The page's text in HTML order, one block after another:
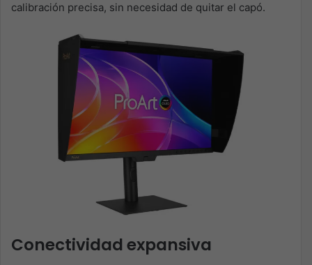
calibración precisa, sin necesidad de quitar el capó.
Conectividad expansiva